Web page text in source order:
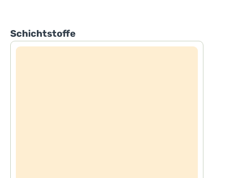
Produktgalerie überspringen
Schichtstoffe